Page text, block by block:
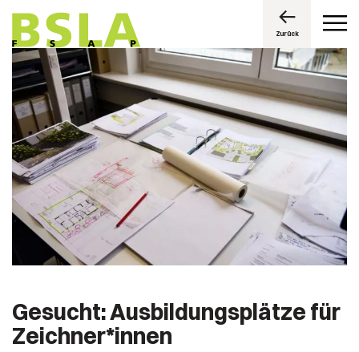
Zurück
Gesucht: Ausbildungsplätze für
Zeichner*innen